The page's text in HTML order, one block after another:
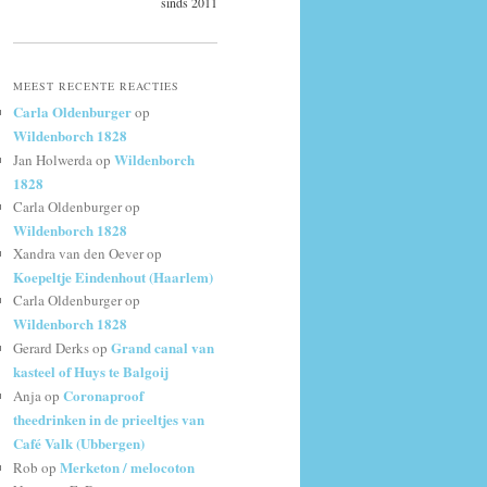
MEEST RECENTE REACTIES
Carla Oldenburgerop
Wildenborch 1828
Jan Holwerdaop Wildenborch
1828
Carla Oldenburgerop
Wildenborch 1828
Xandra van den Oeverop
Koepeltje Eindenhout (Haarlem)
Carla Oldenburgerop
Wildenborch 1828
Gerard Derksop Grand canal van
kasteel of Huys te Balgoij
Anjaop Coronaproof
theedrinken in de prieeltjes van
Café Valk (Ubbergen)
Rob op Merketon / melocoton